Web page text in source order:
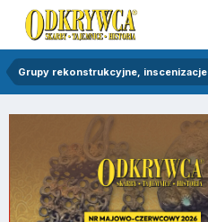
Grupy rekonstrukcyjne, inscenizacje